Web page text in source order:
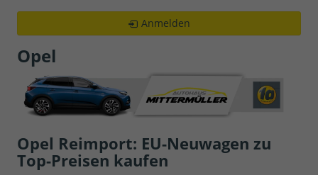
Opel
Opel Reimport: EU-Neuwagen zu
Top-Preisen kaufen
Anmelden